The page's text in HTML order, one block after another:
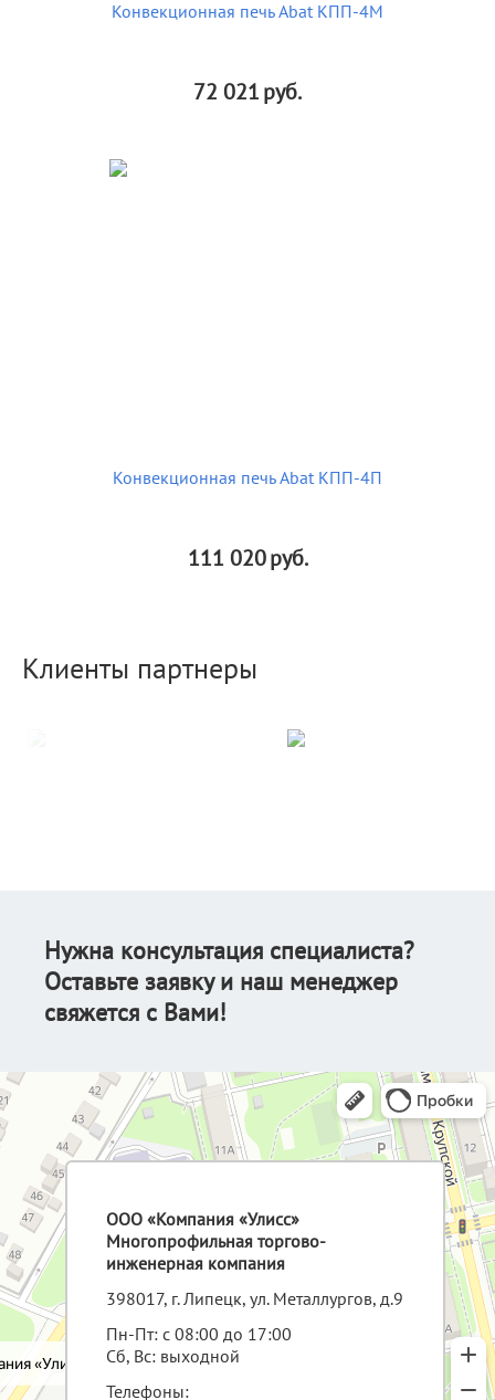
Конвекционная печь Abat КПП-4М
72 021руб.
Конвекционная печь Abat КПП-4П
111 020руб.
Клиенты партнеры
Нужна консультация специалиста?
Оставьте заявку и наш менеджер
свяжется с Вами!
ООО «Компания «Улисс»
Многопрофильная торгово-
инженерная компания
398017, г. Липецк, ул. Металлургов, д.9
Пн-Пт: с 08:00 до 17:00
Сб, Вс: выходной
Телефоны: